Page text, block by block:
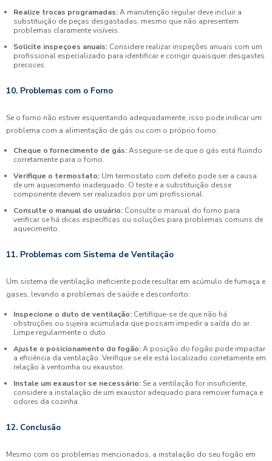
Realize trocas programadas:A manutenção regular deve incluir a
substituição de peças desgastadas, mesmo que não apresentem
problemas claramente visíveis.
Solicite inspeçoes anuais: Considere realizar inspeções anuais com um
profissional especializado para identificar e corrigir quaisquer desgastes
precoces.
10. Problemas com o Forno
Se o forno não estiver esquentando adequadamente, isso pode indicar um
problema com a alimentação de gás ou com o próprio forno:
Cheque o fornecimento de gás:Assegure-se de que o gás está fluindo
corretamente para o forno.
Verifique o termostato: Um termostato com defeito pode ser a causa
de um aquecimento inadequado. O teste e a substituição desse
componente devem ser realizados por um profissional.
Consulte o manual do usuário: Consulte o manual do forno para
verificar se há dicas específicas ou soluções para problemas comuns de
aquecimento.
11. Problemas com Sistema de Ventilação
Um sistema de ventilação ineficiente pode resultar em acúmulo de fumaça e
gases, levando a problemas de saúde e desconforto:
Inspecione o duto de ventilação: Certifique-se de que não há
obstruções ou sujeira acumulada que possam impedir a saída do ar.
Limpe regularmente o duto.
Ajuste o posicionamento do fogão:A posição do fogão pode impactar
a eficiência da ventilação. Verifique se ele está localizado corretamente em
relação à ventoinha ou exaustor.
Instale um exaustor se necessário: Se a ventilação for insuficiente,
considere a instalação de um exaustor adequado para remover fumaça e
odores da cozinha.
12. Conclusão
Mesmo com os problemas mencionados, a instalação do seu fogão em